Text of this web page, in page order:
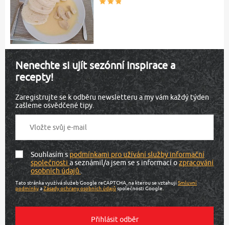
Nenechte si ujít sezónní inspirace a
recepty!
Zaregistrujte se k odběru newsletteru a my vám každý týden
zašleme osvědčené tipy.
Souhlasím spodmínkami pro užívání služby informační
společnostia seznámil/a jsem se s informací ozpracování
osobních údajů.
Tato stránka využívá služeb Google reCAPTCHA, na kterou se vztahujíSmluvní
podmínkyaZásady ochrany osobních údajů společnosti Google.